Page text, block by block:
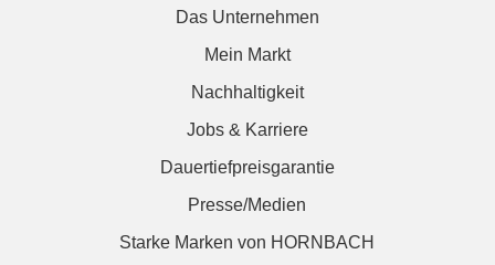
Das Unternehmen
Mein Markt
Nachhaltigkeit
Jobs & Karriere
Dauertiefpreisgarantie
Presse/Medien
Starke Marken von HORNBACH